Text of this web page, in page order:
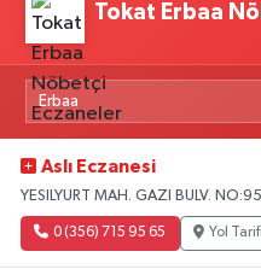
Tokat Erbaa
Aslı Eczanesi
YESILYURT MAH. GAZI BULV.
0 (356) 715 95 65 Yol